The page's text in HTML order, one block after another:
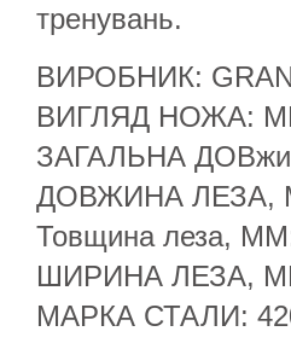
тренувань.
ВИРОБНИК:
ВИГЛЯД НОЖА:
ЗАГАЛЬНА
ДОВЖИНА ЛЕЗА,
Товщина леза,
ШИРИНА ЛЕЗА,
МАРКА СТАЛИ: